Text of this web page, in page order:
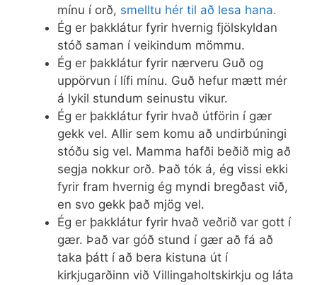
mínu í orð, smelltu hér til að lesa hana.
Ég er þakklátur fyrir hvernig fjölskyldan
stóð saman í veikindum mömmu.
Ég er þakklátur fyrir nærveru Guð og
uppörvun í lífi mínu. Guð hefur mætt mér
á lykil stundum seinustu vikur.
Ég er þakklátur fyrir hvað útförin í gær
gekk vel. Allir sem komu að undirbúningi
stóðu sig vel. Mamma hafði beðið mig að
segja nokkur orð. Það tók á, ég vissi ekki
fyrir fram hvernig ég myndi bregðast við,
en svo gekk það mjög vel.
Ég er þakklátur fyrir hvað veðrið var gott í
gær. Það var góð stund í gær að fá að
taka þátt í að bera kistuna út í
kirkjugarðinn við Villingaholtskirkju og láta